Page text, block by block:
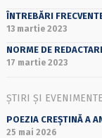
ÎNTREBĂRI
13 martie 2023
NORME DE
17 martie 2023
ȘTIRI ȘI EVENIMENTE
POEZIA CREȘTINĂ A
25 mai 2026